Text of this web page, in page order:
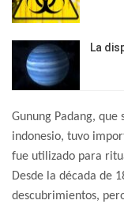
La
Gunung Padang,
indonesio, tuvo
fue utilizado para
Desde la década de
descubrimientos,